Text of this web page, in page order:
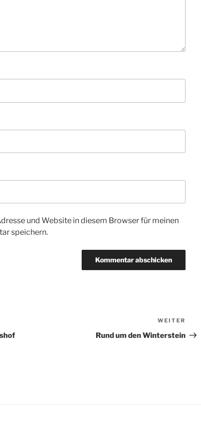
und Website in diesem Browser für meinen
speichern.
WEITER
Rund um den Winterstein